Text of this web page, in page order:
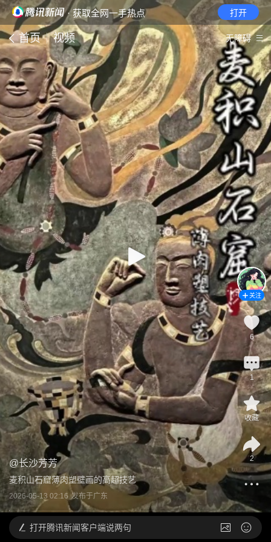
· 获取全网一手热点 打开
首页 视频 无障碍
@长沙芳芳
麦积山石窟薄肉塑壁画的高超技艺
2026-05-13 02:16 发布于广东
关注
6
1
收藏
2
打开腾讯新闻客户端说两句